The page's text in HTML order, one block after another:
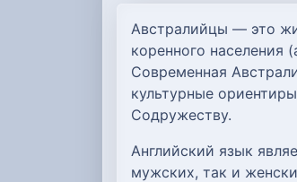
Австралийцы — это
коренного населения
Современная
культурные
Содружеству.
Английский язык
мужских, так и